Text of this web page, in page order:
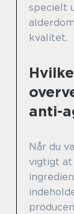
specielt
kvalitet.
anti-
Når du
vigtigt at